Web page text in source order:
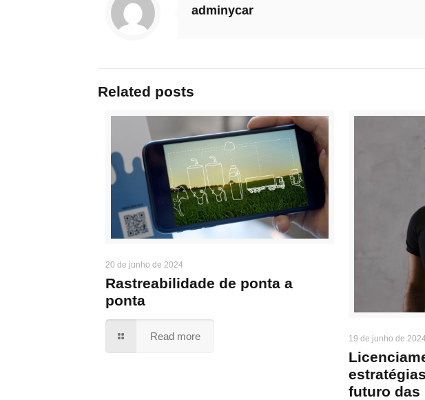
adminycar
Related posts
20 de junho de 2024
Rastreabilidade de ponta a
ponta
Read more 19 de junho de
futuro das